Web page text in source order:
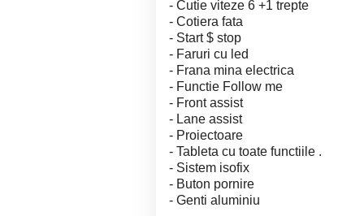
- Cutie viteze 6 +1 trepte
- Cotiera fata
- Start $ stop
- Faruri cu led
- Frana mina electrica
- Functie Follow me
- Front assist
- Lane assist
- Proiectoare
- Tableta cu toate functiile .
- Sistem isofix
- Buton pornire
- Genti aluminiu